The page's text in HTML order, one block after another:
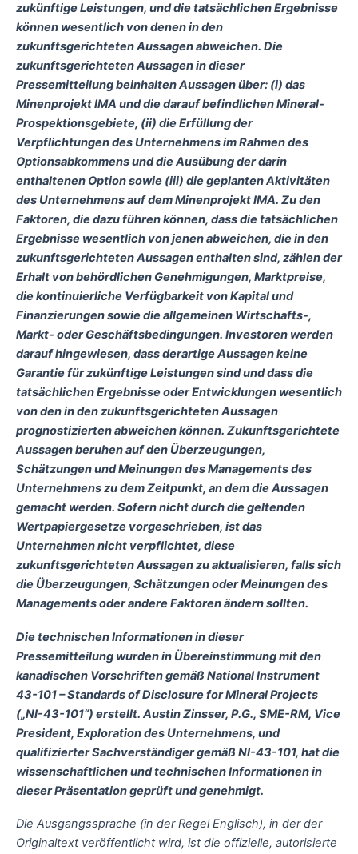
zukünftige Leistungen, und die tatsächlichen Ergebnisse
können wesentlich von denen in den
zukunftsgerichteten Aussagen abweichen. Die
zukunftsgerichteten Aussagen in dieser
Pressemitteilung beinhalten Aussagen über: (i) das
Minenprojekt IMA und die darauf befindlichen Mineral-
Prospektionsgebiete, (ii) die Erfüllung der
Verpflichtungen des Unternehmens im Rahmen des
Optionsabkommens und die Ausübung der darin
enthaltenen Option sowie (iii) die geplanten Aktivitäten
des Unternehmens auf dem Minenprojekt IMA. Zu den
Faktoren, die dazu führen können, dass die tatsächlichen
Ergebnisse wesentlich von jenen abweichen, die in den
zukunftsgerichteten Aussagen enthalten sind, zählen der
Erhalt von behördlichen Genehmigungen, Marktpreise,
die kontinuierliche Verfügbarkeit von Kapital und
Finanzierungen sowie die allgemeinen Wirtschafts-,
Markt- oder Geschäftsbedingungen. Investoren werden
darauf hingewiesen, dass derartige Aussagen keine
Garantie für zukünftige Leistungen sind und dass die
tatsächlichen Ergebnisse oder Entwicklungen wesentlich
von den in den zukunftsgerichteten Aussagen
prognostizierten abweichen können. Zukunftsgerichtete
Aussagen beruhen auf den Überzeugungen,
Schätzungen und Meinungen des Managements des
Unternehmens zu dem Zeitpunkt, an dem die Aussagen
gemacht werden. Sofern nicht durch die geltenden
Wertpapiergesetze vorgeschrieben, ist das
Unternehmen nicht verpflichtet, diese
zukunftsgerichteten Aussagen zu aktualisieren, falls sich
die Überzeugungen, Schätzungen oder Meinungen des
Managements oder andere Faktoren ändern sollten.
Die technischen Informationen in dieser
Pressemitteilung wurden in Übereinstimmung mit den
kanadischen Vorschriften gemäß National Instrument
43-101 – Standards of Disclosure for Mineral Projects
(„NI-43-101“) erstellt. Austin Zinsser, P.G., SME-RM, Vice
President, Exploration des Unternehmens, und
qualifizierter Sachverständiger gemäß NI-43-101, hat die
wissenschaftlichen und technischen Informationen in
dieser Präsentation geprüft und genehmigt.
Die Ausgangssprache (in der Regel Englisch), in der der
Originaltext veröffentlicht wird, ist die offizielle, autorisierte